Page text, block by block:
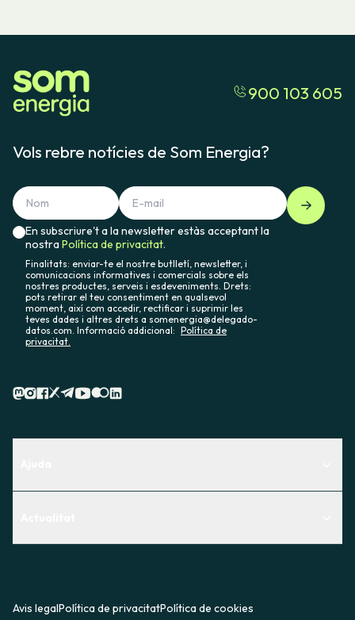
900 103 605
Vols rebre notícies de Som Energia?
En subscriure't a la newsletter estàs acceptant la
nostraPolítica de privacitat.
Finalitats: enviar-te el nostre butlletí, newsletter, i
comunicacions informatives i comercials sobre els
nostres productes, serveis i esdeveniments. Drets:
pots retirar el teu consentiment en qualsevol
moment, així com accedir, rectificar i suprimir les
teves dades i altres drets a somenergia@delegado-
datos.com. Informació addicional: Política de
privacitat.
Premsa
Avis legalPolítica de privacitatPolítica de cookies